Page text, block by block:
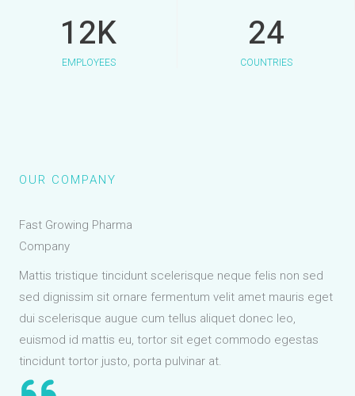
12K
EMPLOYEES
24
COUNTRIES
OUR COMPANY
Fast Growing Pharma
Company
Mattis tristique tincidunt scelerisque neque felis non sed
sed dignissim sit ornare fermentum velit amet mauris eget
dui scelerisque augue cum tellus aliquet donec leo,
euismod id mattis eu, tortor sit eget commodo egestas
tincidunt tortor justo, porta pulvinar at.